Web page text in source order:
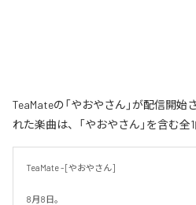
TeaMateの「やおやさん」が配信開
れた楽曲は、「やおやさん」を含む全
TeaMate - [やおやさん]
8月8日。